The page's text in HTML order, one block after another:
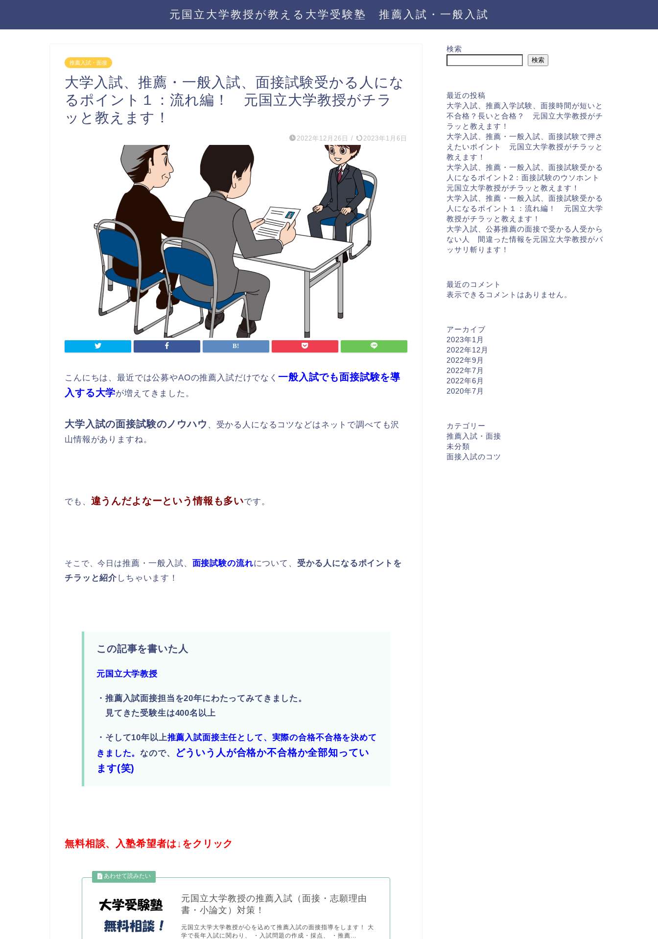
元国立大学教授が教える大学受験塾 推薦入試・一般入試
推薦入試・面接
大学入試、推薦・一般入試、面接試験受かる人にな
るポイント１：流れ編！ 元国立大学教授がチラ
ッと教えます！
2022年12月26日 / 2023年1月6日
こんにちは、最近では公募やAOの推薦入試だけでなく 一般入試でも面接試験を導
入する大学が増えてきました。
大学入試の面接試験のノウハウ 、受かる人になるコツなどはネットで調べても沢
山情報がありますね。
でも、 違うんだよなーという情報も多いです。
そこで、今日は推薦・一般入試、 面接試験の流れについて、 受かる人になるポイントを
チラッと紹介 しちゃいます！
この記事を書いた人
元国立大学教授
・推薦入試面接担当を20年にわたってみてきました。
見てきた受験生は400名以上
・そして10年以上推薦入試面接主任として、実際の合格不合格を決めて
きました。なので、
どういう人が合格か不合格か全部知ってい
ます(笑)
無料相談、入塾希望者は↓をクリック
元国立大学教授の推薦入試（面接・志願理由
書・小論文）対策！
元国立大学大学教授が心を込めて推薦入試の面接指導をします！ 大
学で長年入試に関わり、 ・入試問題の作成・採点、 ・推薦...
検索
検索
最近の投稿
大学入試、推薦入学試験、面接時間が短いと
不合格？長いと合格？ 元国立大学教授がチ
ラッと教えます！
大学入試、推薦・一般入試、面接試験で押さ
えたいポイント 元国立大学教授がチラッと
教えます！
大学入試、推薦・一般入試、面接試験受かる
人になるポイント2：面接試験のウソホント
元国立大学教授がチラッと教えます！
大学入試、推薦・一般入試、面接試験受かる
人になるポイント１：流れ編！ 元国立大学
教授がチラッと教えます！
大学入試、公募推薦の面接で受かる人受から
ない人 間違った情報を元国立大学教授がバ
ッサリ斬ります！
最近のコメント
表示できるコメントはありません。
アーカイブ
2023年1月
2022年12月
2022年9月
2022年7月
2022年6月
2020年7月
カテゴリー
推薦入試・面接
未分類
面接入試のコツ